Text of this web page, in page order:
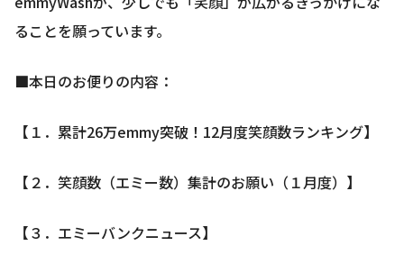
ることを願っています。
■本日のお便りの内容：
【１．累計26万emmy突破！12月度笑顔数ランキング】
【２．笑顔数（エミー数）集計のお願い（１月度）】
【３．エミーバンクニュース】